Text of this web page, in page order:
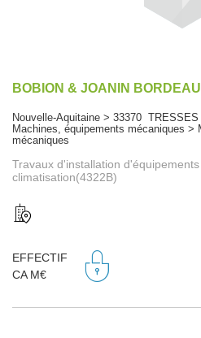
BOBION & JOANIN
Nouvelle-Aquitaine > 33370 TRESSES
Machines, équipements mécaniques >
mécaniques
Travaux d'installation
climatisation(4322B)
EFFECTIF
CA M€